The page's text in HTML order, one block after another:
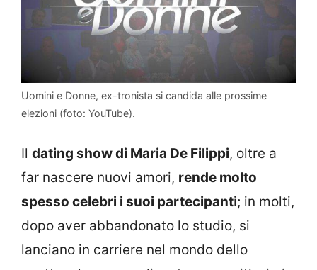
Uomini e Donne, ex-tronista si candida alle prossime
elezioni (foto: YouTube).
Il dating show di Maria De Filippi, oltre a
far nascere nuovi amori, rende molto
spesso celebri i suoi partecipanti; in molti,
dopo aver abbandonato lo studio, si
lanciano in carriere nel mondo dello